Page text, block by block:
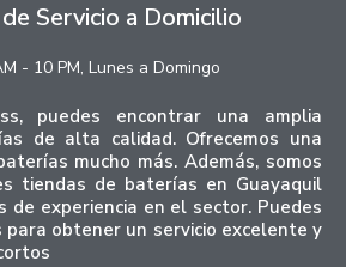
Servicio a Domicilio
- 10 PM, Lunes a Domingo
puedes encontrar una amplia
de alta calidad. Ofrecemos una
mucho más. Además, somos
tiendas de baterías en Guayaquil
de experiencia en el sector. Puedes
obtener un servicio excelente y